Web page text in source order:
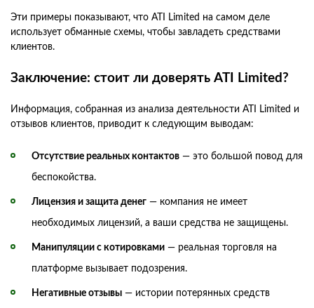
Эти примеры показывают, что ATI Limited на самом деле
использует обманные схемы, чтобы завладеть средствами
клиентов.
Заключение: стоит ли доверять ATI Limited?
Информация, собранная из анализа деятельности ATI Limited и
отзывов клиентов, приводит к следующим выводам:
Отсутствие реальных контактов — это большой повод для
беспокойства.
Лицензия и защита денег — компания не имеет
необходимых лицензий, а ваши средства не защищены.
Манипуляции с котировками — реальная торговля на
платформе вызывает подозрения.
Негативные отзывы — истории потерянных средств